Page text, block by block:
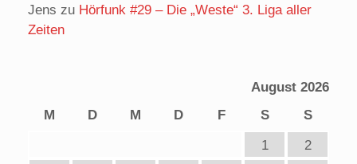
Jens zu Hörfunk #29 – Die „Weste“ 3. Liga aller
Zeiten
August 2026
M
D M D F S
S
1
2